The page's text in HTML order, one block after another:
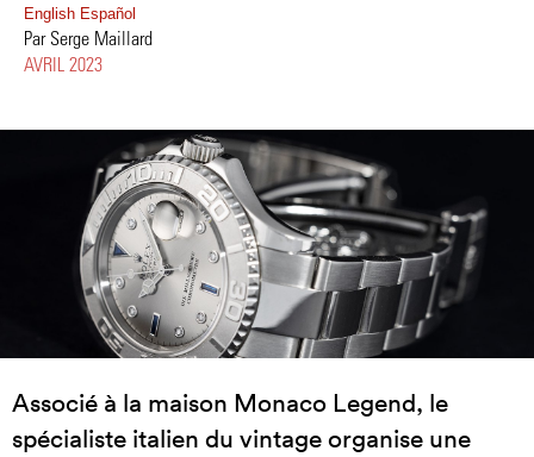
English Español
Par Serge Maillard
AVRIL 2023
Associé à la maison Monaco Legend, le
spécialiste italien du vintage organise une